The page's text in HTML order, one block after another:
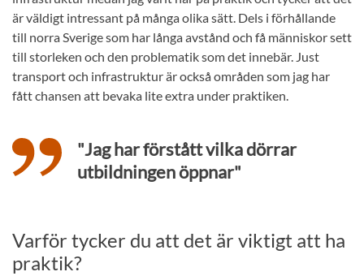
är väldigt intressant på många olika sätt. Dels i förhållande
till norra Sverige som har långa avstånd och få människor sett
till storleken och den problematik som det innebär. Just
transport och infrastruktur är också områden som jag har
fått chansen att bevaka lite extra under praktiken.
"Jag har förstått vilka dörrar
utbildningen öppnar"
Varför tycker du att det är viktigt att ha
praktik?